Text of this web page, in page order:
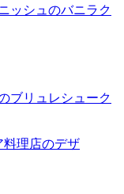
ッシュのバニラク
ブリュレシューク